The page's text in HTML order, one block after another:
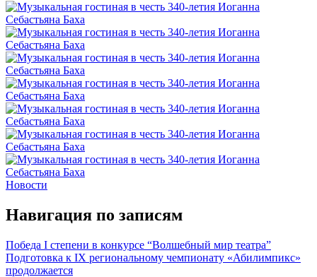
Новости
Навигация по записям
Победа I степени в конкурсе “Волшебный мир театра”
Подготовка к IX региональному чемпионату «Абилимпикс»
продолжается